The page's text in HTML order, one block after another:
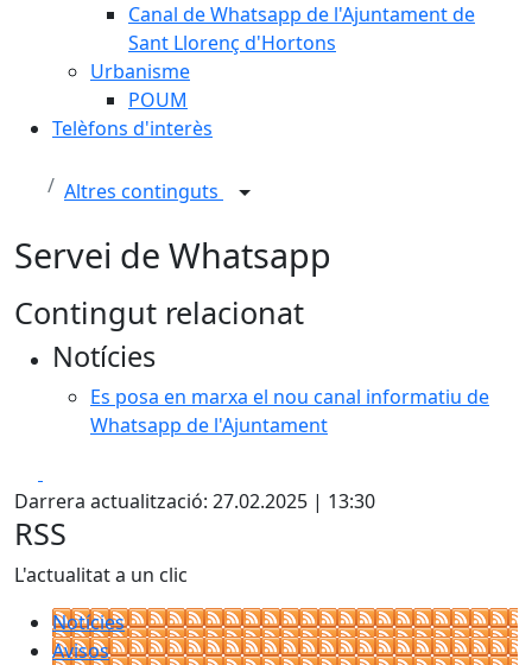
Canal de Whatsapp de l'Ajuntament de
Sant Llorenç d'Hortons
Urbanisme
POUM
Telèfons d'interès
Altres continguts
Servei de Whatsapp
Contingut relacionat
Notícies
Es posa en marxa el nou canal informatiu de
Whatsapp de l'Ajuntament
Darrera actualització: 27.02.2025 | 13:30
RSS
L'actualitat a un clic
Notícies
Avisos